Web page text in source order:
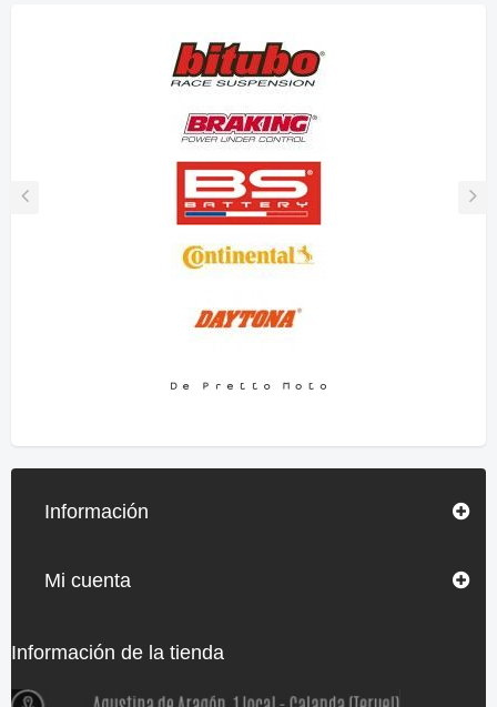
Información
Mi cuenta
Información de la tienda